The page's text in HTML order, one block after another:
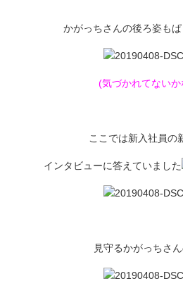
かがっちさんの後ろ姿もぱ
(気づかれてないか
ここでは新入社員の
インタビューに答えていました
見守るかがっちさ